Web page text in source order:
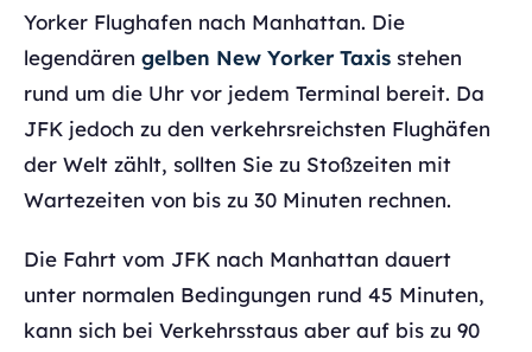
Yorker Flughafen nach Manhattan. Die
legendären gelben New Yorker Taxis stehen
rund um die Uhr vor jedem Terminal bereit. Da
JFK jedoch zu den verkehrsreichsten Flughäfen
der Welt zählt, sollten Sie zu Stoßzeiten mit
Wartezeiten von bis zu 30 Minuten rechnen.
Die Fahrt vom JFK nach Manhattan dauert
unter normalen Bedingungen rund 45 Minuten,
kann sich bei Verkehrsstaus aber auf bis zu 90